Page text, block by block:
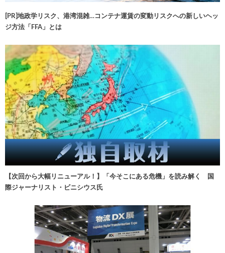
[PR]地政学リスク、港湾混雑…コンテナ運賃の変動リスクへの新しいヘッ
ジ方法「FFA」とは
【次回から大幅リニューアル！】「今そこにある危機」を読み解く 国
際ジャーナリスト・ビニシウス氏